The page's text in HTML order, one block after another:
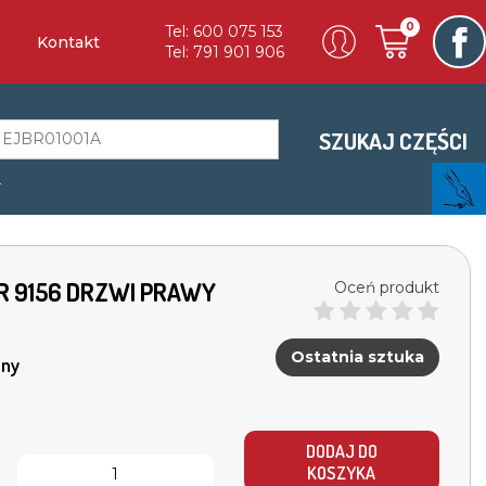
Kontakt
Tel: 600 075 153
Tel: 791 901 906
0
SZUKAJ CZĘŚCI
9156 DRZWI PRAWY
Oceń produkt
Ostatnia sztuka
DODAJ DO
KOSZYKA